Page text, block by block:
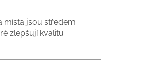
místa jsou středem
zlepšují kvalitu